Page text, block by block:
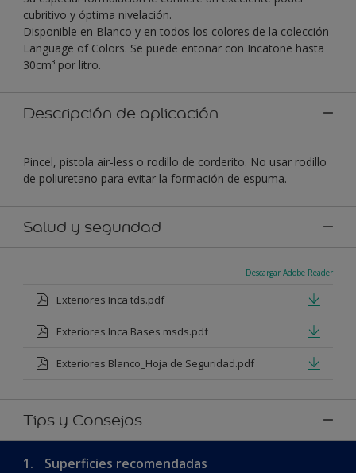
cubritivo y óptima nivelación.
Disponible en Blanco y en todos los colores de la colección
Language of Colors. Se puede entonar con Incatone hasta
30cm³ por litro.
Descripción de aplicación
Pincel, pistola air-less o rodillo de corderito. No usar rodillo
de poliuretano para evitar la formación de espuma.
Salud y seguridad
Descargar Adobe Reader
Exteriores Inca tds.pdf
Exteriores Inca Bases msds.pdf
Exteriores Blanco_Hoja de Seguridad.pdf
Tips y Consejos
1. Superficies recomendadas